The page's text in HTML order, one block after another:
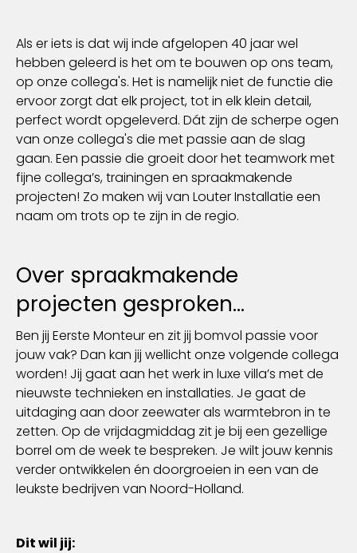
Als er iets is dat wij inde afgelopen 40 jaar wel
hebben geleerd is het om te bouwen op ons team,
op onze collega's. Het is namelijk niet de functie die
ervoor zorgt dat elk project, tot in elk klein detail,
perfect wordt opgeleverd. Dát zijn de scherpe ogen
van onze collega's die met passie aan de slag
gaan. Een passie die groeit door het teamwork met
fijne collega’s, trainingen en spraakmakende
projecten! Zo maken wij van Louter Installatie een
naam om trots op te zijn in de regio.
Over spraakmakende
projecten gesproken...
Ben jij Eerste Monteur en zit jij bomvol passie voor
jouw vak? Dan kan jij wellicht onze volgende collega
worden! Jij gaat aan het werk in luxe villa’s met de
nieuwste technieken en installaties. Je gaat de
uitdaging aan door zeewater als warmtebron in te
zetten. Op de vrijdagmiddag zit je bij een gezellige
borrel om de week te bespreken. Je wilt jouw kennis
verder ontwikkelen én doorgroeien in een van de
leukste bedrijven van Noord-Holland.
Dit wil jij: